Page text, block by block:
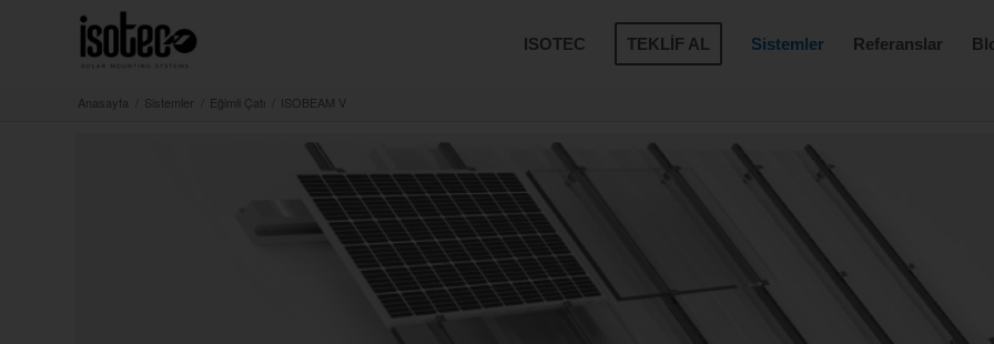
ISOTEC TEKLİF AL Sistemler Referanslar
Anasayfa Sistemler Eğimli Çatı ISOBEAM V